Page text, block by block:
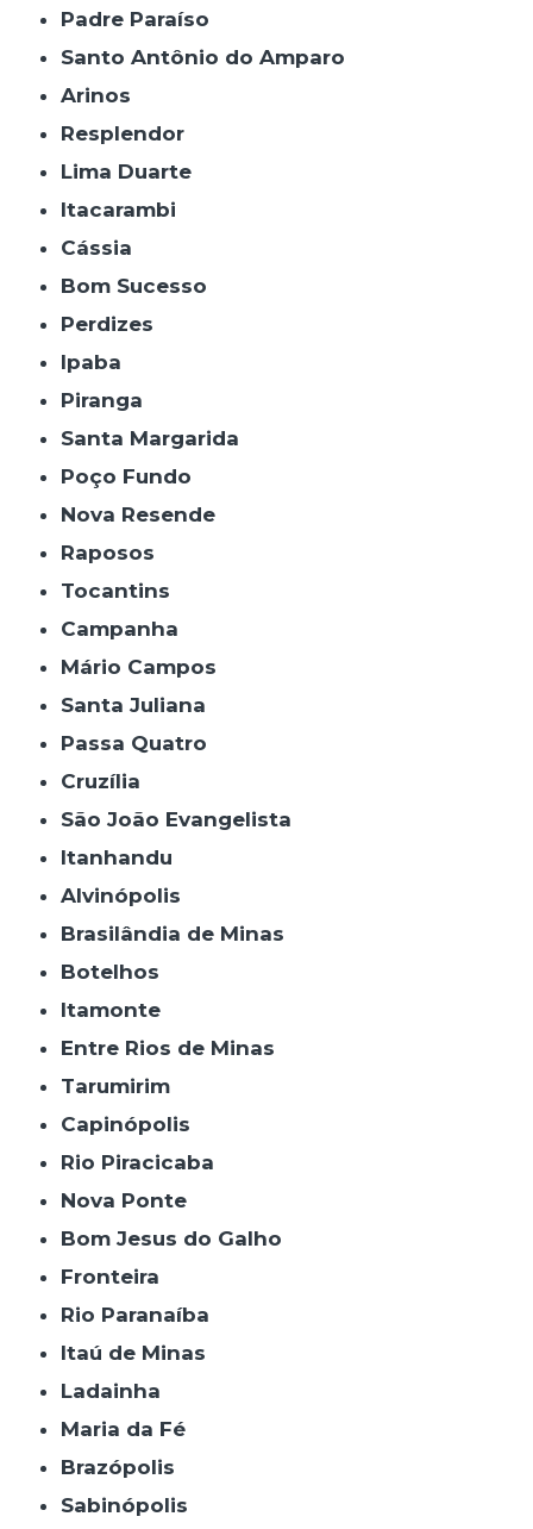
Padre Paraíso
Santo Antônio do Amparo
Arinos
Resplendor
Lima Duarte
Itacarambi
Cássia
Bom Sucesso
Perdizes
Ipaba
Piranga
Santa Margarida
Poço Fundo
Nova Resende
Raposos
Tocantins
Campanha
Mário Campos
Santa Juliana
Passa Quatro
Cruzília
São João Evangelista
Itanhandu
Alvinópolis
Brasilândia de Minas
Botelhos
Itamonte
Entre Rios de Minas
Tarumirim
Capinópolis
Rio Piracicaba
Nova Ponte
Bom Jesus do Galho
Fronteira
Rio Paranaíba
Itaú de Minas
Ladainha
Maria da Fé
Brazópolis
Sabinópolis